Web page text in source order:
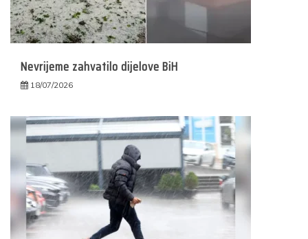
Nevrijeme zahvatilo dijelove BiH
18/07/2026